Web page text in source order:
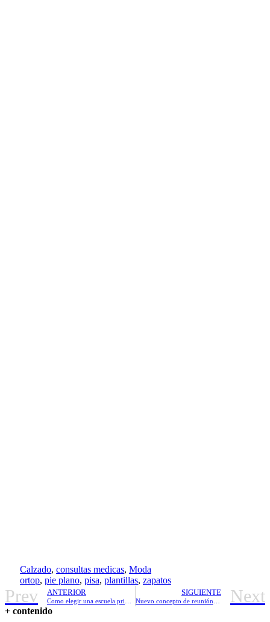
Calzado, consultas medicas, Moda
ortop, pie plano, pisa, plantillas, zapatos
Prev ANTERIOR SIGUIENTE Next
+ contenido